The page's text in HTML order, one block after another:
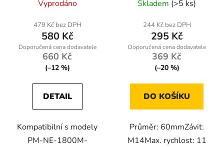
Vyprodáno
479 Kč bez DPH
580 Kč
660 Kč
(–12 %)
DETAIL
Kompatibilní s modely
PM-NE-1800M-
Skladem (>5 ks)
244 Kč bez DPH
295 Kč
369 Kč
(–20 %)
DO KOŠÍKU
Průměr: 60mmZávit:
M14Max. rychlost: 11